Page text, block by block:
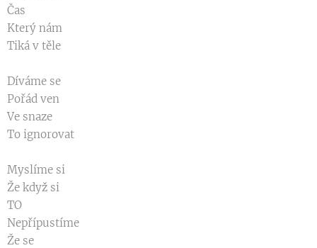
Čas
Který nám
Tiká v těle
Díváme se
Pořád ven
Ve snaze
To ignorovat
Myslíme si
Že když si
TO
Nepřípustíme
Že se